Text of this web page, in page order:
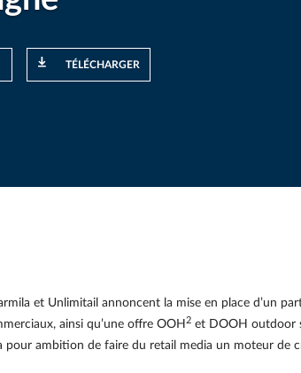
TÉLÉCHARGER
et Unlimitail annoncent la mise en place d’un
ainsi qu’une offre OOH 2 et DOOH outdoor
pour ambition de faire du retail media un moteur de